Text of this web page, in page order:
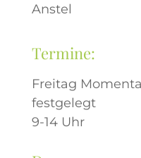
Anstel
Termine:
Freitag
festgelegt
9-14 Uhr